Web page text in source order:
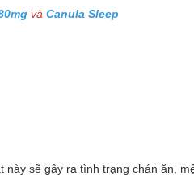
và Canula Sleep
sẽ gây ra tình trạng chán ăn,